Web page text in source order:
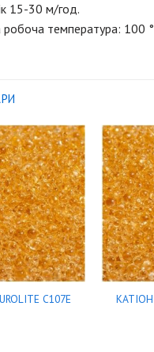
15-30 м/год.
температура: 100
C107E